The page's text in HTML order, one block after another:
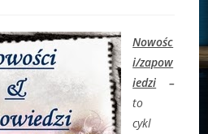
Nowośc
i/zapow
iedzi –
to
cykl